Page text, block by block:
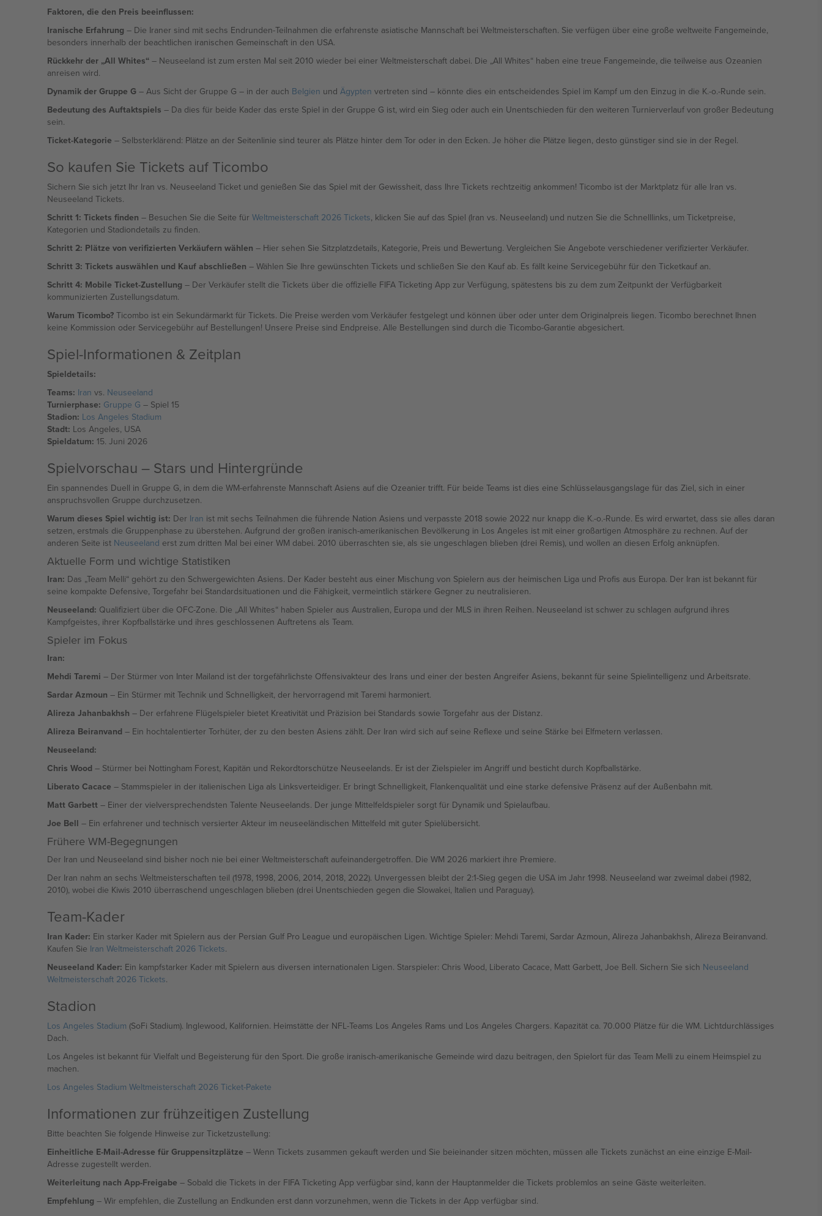
Faktoren, die den Preis beeinflussen:
Iranische Erfahrung – Die Iraner sind mit sechs Endrunden-Teilnahmen die erfahrenste asiatische Mannschaft bei Weltmeisterschaften. Sie verfügen über eine große weltweite Fangemeinde,
besonders innerhalb der beachtlichen iranischen Gemeinschaft in den USA.
Rückkehr der „All Whites“– Neuseeland ist zum ersten Mal seit 2010 wieder bei einer Weltmeisterschaft dabei. Die „All Whites“ haben eine treue Fangemeinde, die teilweise aus Ozeanien
anreisen wird.
Dynamik der Gruppe G– Aus Sicht der Gruppe G – in der auch Belgien und Ägypten vertreten sind – könnte dies ein entscheidendes Spiel im Kampf um den Einzug in die K.-o.-Runde sein.
Bedeutung des Auftaktspiels – Da dies für beide Kader das erste Spiel in der Gruppe G ist, wird ein Sieg oder auch ein Unentschieden für den weiteren Turnierverlauf von großer Bedeutung
sein.
Ticket-Kategorie – Selbsterklärend: Plätze an der Seitenlinie sind teurer als Plätze hinter dem Tor oder in den Ecken. Je höher die Plätze liegen, desto günstiger sind sie in der Regel.
So kaufen Sie Tickets auf Ticombo
Sichern Sie sich jetzt Ihr Iran vs. Neuseeland Ticket und genießen Sie das Spiel mit der Gewissheit, dass Ihre Tickets rechtzeitig ankommen! Ticombo ist der Marktplatz für alle Iran vs.
Neuseeland Tickets.
Schritt 1: Tickets finden – Besuchen Sie die Seite für Weltmeisterschaft 2026 Tickets, klicken Sie auf das Spiel (Iran vs. Neuseeland) und nutzen Sie die Schnelllinks, um Ticketpreise,
Kategorien und Stadiondetails zu finden.
Schritt 2: Plätze von verifizierten Verkäufern wählen – Hier sehen Sie Sitzplatzdetails, Kategorie, Preis und Bewertung. Vergleichen Sie Angebote verschiedener verifizierter Verkäufer.
Schritt 3: Tickets auswählen und Kauf abschließen – Wählen Sie Ihre gewünschten Tickets und schließen Sie den Kauf ab. Es fällt keine Servicegebühr für den Ticketkauf an.
Schritt 4: Mobile Ticket-Zustellung – Der Verkäufer stellt die Tickets über die offizielle FIFA Ticketing App zur Verfügung, spätestens bis zu dem zum Zeitpunkt der Verfügbarkeit
kommunizierten Zustellungsdatum.
Warum Ticombo?Ticombo ist ein Sekundärmarkt für Tickets. Die Preise werden vom Verkäufer festgelegt und können über oder unter dem Originalpreis liegen. Ticombo berechnet Ihnen
keine Kommission oder Servicegebühr auf Bestellungen! Unsere Preise sind Endpreise. Alle Bestellungen sind durch die Ticombo-Garantie abgesichert.
Spiel-Informationen & Zeitplan
Spieldetails:
Teams: Iran vs. Neuseeland
Turnierphase: Gruppe G – Spiel 15
Stadion: Los Angeles Stadium
Stadt: Los Angeles, USA
Spieldatum: 15. Juni 2026
Spielvorschau – Stars und Hintergründe
Ein spannendes Duell in Gruppe G, in dem die WM-erfahrenste Mannschaft Asiens auf die Ozeanier trifft. Für beide Teams ist dies eine Schlüsselausgangslage für das Ziel, sich in einer
anspruchsvollen Gruppe durchzusetzen.
Warum dieses Spiel wichtig ist: Der Iran ist mit sechs Teilnahmen die führende Nation Asiens und verpasste 2018 sowie 2022 nur knapp die K.-o.-Runde. Es wird erwartet, dass sie alles daran
setzen, erstmals die Gruppenphase zu überstehen. Aufgrund der großen iranisch-amerikanischen Bevölkerung in Los Angeles ist mit einer großartigen Atmosphäre zu rechnen. Auf der
anderen Seite ist Neuseeland erst zum dritten Mal bei einer WM dabei. 2010 überraschten sie, als sie ungeschlagen blieben (drei Remis), und wollen an diesen Erfolg anknüpfen.
Aktuelle Form und wichtige Statistiken
Iran: Das „Team Melli“ gehört zu den Schwergewichten Asiens. Der Kader besteht aus einer Mischung von Spielern aus der heimischen Liga und Profis aus Europa. Der Iran ist bekannt für
seine kompakte Defensive, Torgefahr bei Standardsituationen und die Fähigkeit, vermeintlich stärkere Gegner zu neutralisieren.
Neuseeland: Qualifiziert über die OFC-Zone. Die „All Whites“ haben Spieler aus Australien, Europa und der MLS in ihren Reihen. Neuseeland ist schwer zu schlagen aufgrund ihres
Kampfgeistes, ihrer Kopfballstärke und ihres geschlossenen Auftretens als Team.
Spieler im Fokus
Iran:
Mehdi Taremi – Der Stürmer von Inter Mailand ist der torgefährlichste Offensivakteur des Irans und einer der besten Angreifer Asiens, bekannt für seine Spielintelligenz und Arbeitsrate.
Sardar Azmoun – Ein Stürmer mit Technik und Schnelligkeit, der hervorragend mit Taremi harmoniert.
Alireza Jahanbakhsh – Der erfahrene Flügelspieler bietet Kreativität und Präzision bei Standards sowie Torgefahr aus der Distanz.
Alireza Beiranvand – Ein hochtalentierter Torhüter, der zu den besten Asiens zählt. Der Iran wird sich auf seine Reflexe und seine Stärke bei Elfmetern verlassen.
Neuseeland:
Chris Wood – Stürmer bei Nottingham Forest, Kapitän und Rekordtorschütze Neuseelands. Er ist der Zielspieler im Angriff und besticht durch Kopfballstärke.
Liberato Cacace – Stammspieler in der italienischen Liga als Linksverteidiger. Er bringt Schnelligkeit, Flankenqualität und eine starke defensive Präsenz auf der Außenbahn mit.
Matt Garbett– Einer der vielversprechendsten Talente Neuseelands. Der junge Mittelfeldspieler sorgt für Dynamik und Spielaufbau.
Joe Bell – Ein erfahrener und technisch versierter Akteur im neuseeländischen Mittelfeld mit guter Spielübersicht.
Frühere WM-Begegnungen
Der Iran und Neuseeland sind bisher noch nie bei einer Weltmeisterschaft aufeinandergetroffen. Die WM 2026 markiert ihre Premiere.
Der Iran nahm an sechs Weltmeisterschaften teil (1978, 1998, 2006, 2014, 2018, 2022). Unvergessen bleibt der 2:1-Sieg gegen die USA im Jahr 1998. Neuseeland war zweimal dabei (1982,
2010), wobei die Kiwis 2010 überraschend ungeschlagen blieben (drei Unentschieden gegen die Slowakei, Italien und Paraguay).
Team-Kader
Iran Kader: Ein starker Kader mit Spielern aus der Persian Gulf Pro League und europäischen Ligen. Wichtige Spieler: Mehdi Taremi, Sardar Azmoun, Alireza Jahanbakhsh, Alireza Beiranvand.
Kaufen Sie Iran Weltmeisterschaft 2026 Tickets.
Neuseeland Kader: Ein kampfstarker Kader mit Spielern aus diversen internationalen Ligen. Starspieler: Chris Wood, Liberato Cacace, Matt Garbett, Joe Bell. Sichern Sie sich Neuseeland
Weltmeisterschaft 2026 Tickets.
Stadion
Los Angeles Stadium (SoFi Stadium). Inglewood, Kalifornien. Heimstätte der NFL-Teams Los Angeles Rams und Los Angeles Chargers. Kapazität ca. 70.000 Plätze für die WM. Lichtdurchlässiges
Dach.
Los Angeles ist bekannt für Vielfalt und Begeisterung für den Sport. Die große iranisch-amerikanische Gemeinde wird dazu beitragen, den Spielort für das Team Melli zu einem Heimspiel zu
machen.
Los Angeles Stadium Weltmeisterschaft 2026 Ticket-Pakete
Informationen zur frühzeitigen Zustellung
Bitte beachten Sie folgende Hinweise zur Ticketzustellung:
Einheitliche E-Mail-Adresse für Gruppensitzplätze – Wenn Tickets zusammen gekauft werden und Sie beieinander sitzen möchten, müssen alle Tickets zunächst an eine einzige E-Mail-
Adresse zugestellt werden.
Weiterleitung nach App-Freigabe – Sobald die Tickets in der FIFA Ticketing App verfügbar sind, kann der Hauptanmelder die Tickets problemlos an seine Gäste weiterleiten.
Empfehlung – Wir empfehlen, die Zustellung an Endkunden erst dann vorzunehmen, wenn die Tickets in der App verfügbar sind.